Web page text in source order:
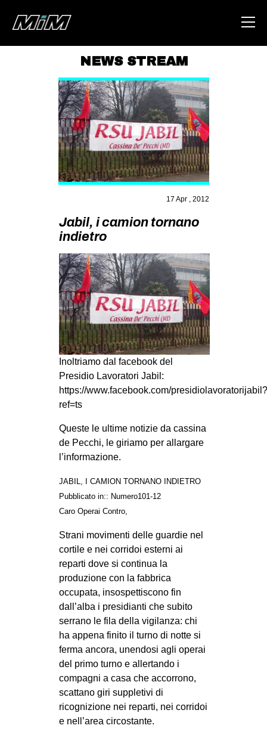
ABOUT
AREA
DEGENERAZIONE
GAZA FREESTYLE
STUDENTI TSUNAMI
MILANO
MOBILITAZIONI
SPAZI
SPORT POPOLARE
MOVIMENTI
AMBIENTE
GENERI
MIGRAZIONI
PRECARIATO
REPRESSIONE
CULTURE
ARTE
CINEMA
MANIFESTI
MUSICA
RECENSIONI
AFRICA
AMERICHE
NEWS STREAM
17 Apr , 2012
Jabil, i camion tornano
indietro
Inoltriamo dal facebook del
Presidio Lavoratori Jabil:
https://www.facebook.com/presidiolavoratorijabil?
ref=ts
Queste le ultime notizie da cassina
de Pecchi, le giriamo per allargare
l’informazione.
JABIL, I CAMION TORNANO INDIETRO
Pubblicato in:: Numero101-12
Caro Operai Contro,
Strani movimenti delle guardie nel
cortile e nei corridoi esterni ai
reparti dove si continua la
produzione con la fabbrica
occupata, insospettiscono fin
dall’alba i presidianti che subito
serrano le fila della vigilanza: chi
ha appena finito il turno di notte si
ferma ancora, unendosi agli operai
del primo turno e allertando i
compagni a casa che accorrono,
scattano giri suppletivi di
ricognizione nei reparti, nei corridoi
e nell’area circostante.